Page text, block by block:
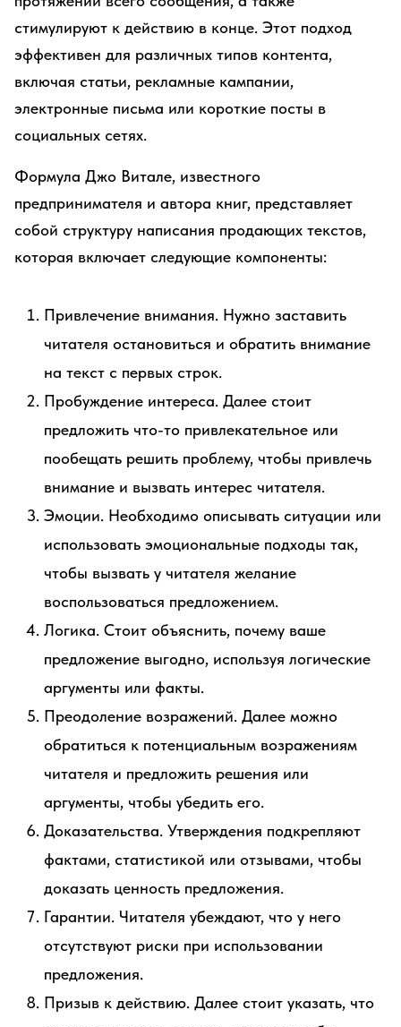
стимулируют к действию в конце. Этот подход
эффективен для различных типов контента,
включая статьи, рекламные кампании,
электронные письма или короткие посты в
социальных сетях.
Формула Джо Витале, известного
предпринимателя и автора книг, представляет
собой структуру написания продающих текстов,
которая включает следующие компоненты:
Привлечение внимания. Нужно заставить
читателя остановиться и обратить внимание
на текст с первых строк.
Пробуждение интереса. Далее стоит
предложить что-то привлекательное или
пообещать решить проблему, чтобы привлечь
внимание и вызвать интерес читателя.
Эмоции. Необходимо описывать ситуации или
использовать эмоциональные подходы так,
чтобы вызвать у читателя желание
воспользоваться предложением.
Логика. Стоит объяснить, почему ваше
предложение выгодно, используя логические
аргументы или факты.
Преодоление возражений. Далее можно
обратиться к потенциальным возражениям
читателя и предложить решения или
аргументы, чтобы убедить его.
Доказательства. Утверждения подкрепляют
фактами, статистикой или отзывами, чтобы
доказать ценность предложения.
Гарантии. Читателя убеждают, что у него
отсутствуют риски при использовании
предложения.
Призыв к действию. Далее стоит указать, что